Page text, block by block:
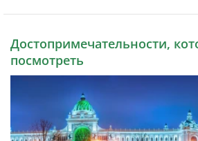
Достопримечательности,
посмотреть